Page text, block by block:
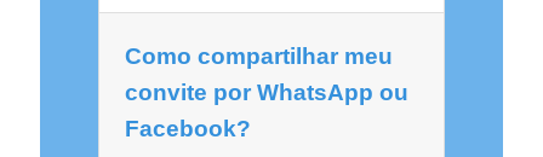
Como compartilhar meu
convite por WhatsApp ou
Facebook?